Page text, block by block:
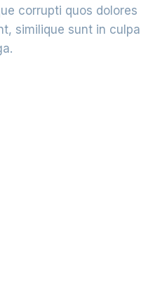
corrupti quos
similique sunt in